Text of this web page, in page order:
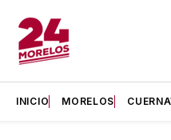
INICIO MORELOS